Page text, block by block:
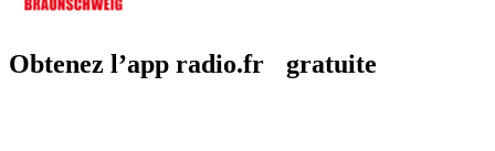
Obtenez l’app radio.fr gratuite